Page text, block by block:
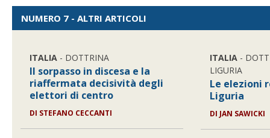
NUMERO 7 - ALTRI ARTICOLI
ITALIA - DOTTRINA
Il sorpasso in discesa e la
riaffermata decisività degli
elettori di centro
DI STEFANO CECCANTI
ITALIA -
LIGURIA
Le elezioni
Liguria
DI JAN SAWICKI